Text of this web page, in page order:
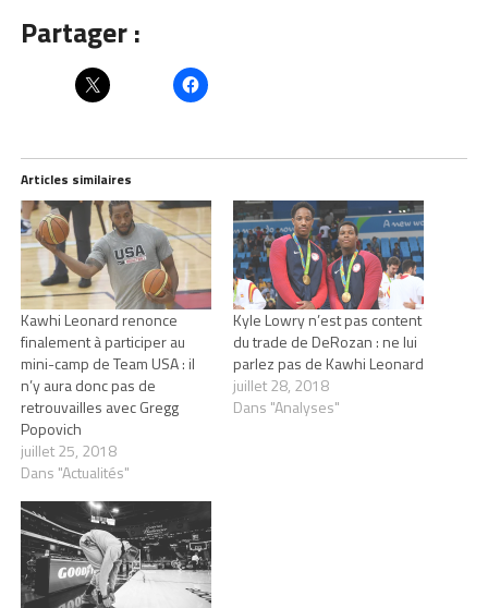
Partager :
Articles similaires
Kawhi Leonard renonce
finalement à participer au
mini-camp de Team USA : il
n’y aura donc pas de
retrouvailles avec Gregg
Popovich
juillet 25, 2018
Dans "Actualités"
Kyle Lowry n’est pas content
du trade de DeRozan : ne lui
parlez pas de Kawhi Leonard
juillet 28, 2018
Dans "Analyses"